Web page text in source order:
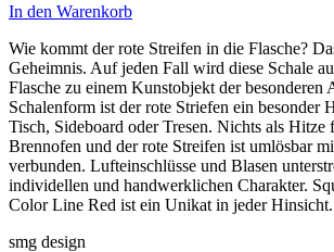
In den Warenkorb
Wie kommt der rote Streifen in die Flasche?
Geheimnis. Auf jeden Fall wird diese Schale
Flasche zu einem Kunstobjekt der besonderen
Schalenform ist der rote Striefen ein besonder
Tisch, Sideboard oder Tresen. Nichts als Hitze
Brennofen und der rote Streifen ist umlösbar
verbunden. Lufteinschlüsse und Blasen
individellen und handwerklichen Charakter.
Color Line Red ist ein Unikat in jeder Hinsicht.
smg design